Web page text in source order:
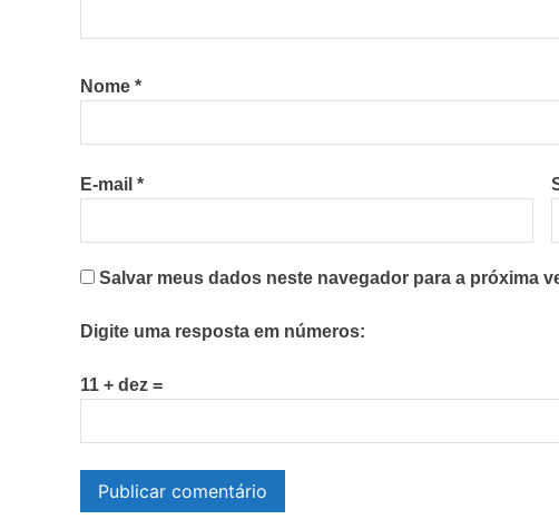
Nome *
E-mail *
Salvar meus dados neste navegador para a próxima
Digite uma resposta em números:
11 + dez =